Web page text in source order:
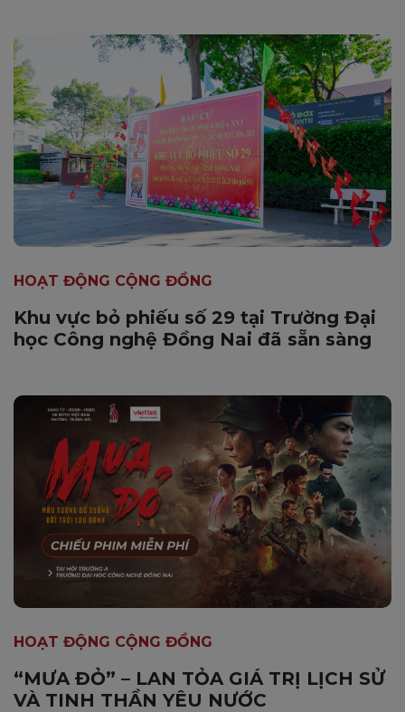
HOẠT ĐỘNG CỘNG ĐỒNG
Khu vực bỏ phiếu số 29 tại Trường Đại
học Công nghệ Đồng Nai đã sẵn sàng
HOẠT ĐỘNG CỘNG ĐỒNG
“MƯA ĐỎ” – LAN TỎA GIÁ TRỊ LỊCH SỬ
VÀ TINH THẦN YÊU NƯỚC